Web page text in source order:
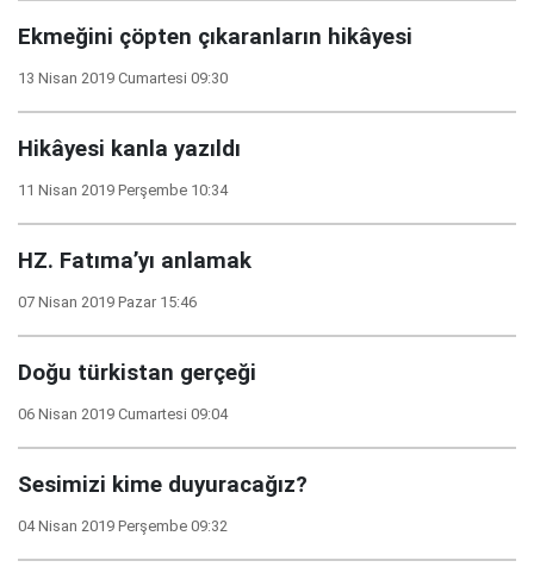
Ekmeğini çöpten çıkaranların hikâyesi
13 Nisan 2019 Cumartesi 09:30
Hikâyesi kanla yazıldı
11 Nisan 2019 Perşembe 10:34
HZ. Fatıma’yı anlamak
07 Nisan 2019 Pazar 15:46
Doğu türkistan gerçeği
06 Nisan 2019 Cumartesi 09:04
Sesimizi kime duyuracağız?
04 Nisan 2019 Perşembe 09:32